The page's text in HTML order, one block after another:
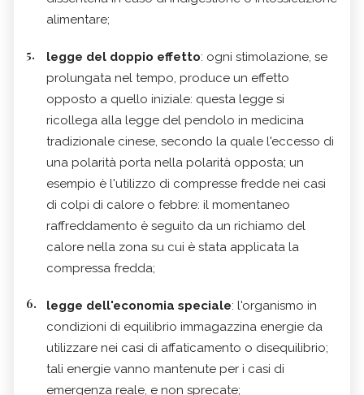
alimentare;
legge del doppio effetto: ogni stimolazione, se
prolungata nel tempo, produce un effetto
opposto a quello iniziale: questa legge si
ricollega alla legge del pendolo in medicina
tradizionale cinese, secondo la quale l'eccesso di
una polarità porta nella polarità opposta; un
esempio è l'utilizzo di compresse fredde nei casi
di colpi di calore o febbre: il momentaneo
raffreddamento è seguito da un richiamo del
calore nella zona su cui è stata applicata la
compressa fredda;
legge dell'economia speciale: l'organismo in
condizioni di equilibrio immagazzina energie da
utilizzare nei casi di affaticamento o disequilibrio;
tali energie vanno mantenute per i casi di
emergenza reale, e non sprecate;